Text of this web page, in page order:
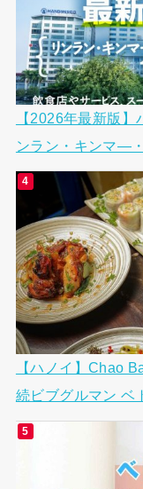
【2026年最新版
ンラン・キンマ―
【ハノイ】Chao
続ビブグルマン ベ